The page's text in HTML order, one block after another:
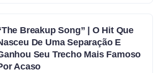
Breakup Song” | O Hit Que
De Uma Separação E
Seu Trecho Mais Famoso
Acaso